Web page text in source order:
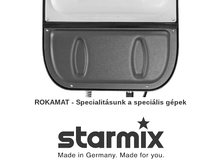
ROKAMAT - Specialitásunk a speciális gépek